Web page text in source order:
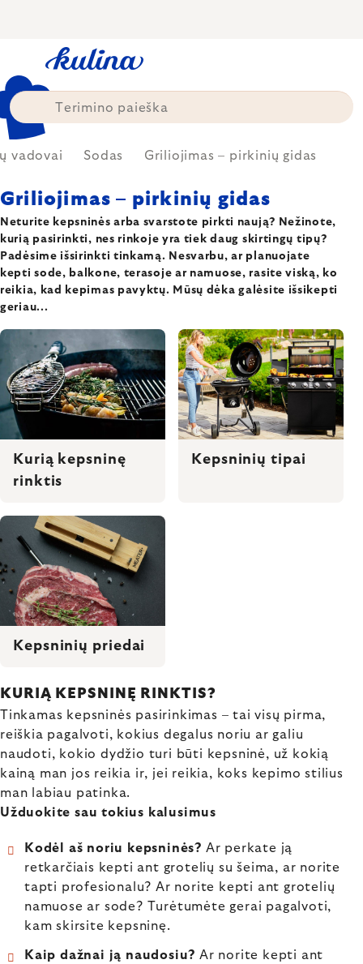
vadovai Sodas Griliojimas – pirkinių gidas
Griliojimas – pirkinių gidas
Neturite kepsninės arba svarstote pirkti naują? Nežinote,
kurią pasirinkti, nes rinkoje yra tiek daug skirtingų tipų?
Padėsime išsirinkti tinkamą. Nesvarbu, ar planuojate
kepti sode, balkone, terasoje ar namuose, rasite viską, ko
reikia, kad kepimas pavyktų. Mūsų dėka galėsite išsikepti
geriau...
Kurią kepsninę
rinktis
Kepsninių tipai
Kepsninių priedai
KURIĄ KEPSNINĘ RINKTIS?
Tinkamas kepsninės pasirinkimas – tai visų pirma,
reiškia pagalvoti, kokius degalus noriu ar galiu
naudoti, kokio dydžio turi būti kepsninė, už kokią
kainą man jos reikia ir, jei reikia, koks kepimo stilius
man labiau patinka.
Užduokite sau tokius kalusimus
Kodėl aš noriu kepsninės? Ar perkate ją
retkarčiais kepti ant grotelių su šeima, ar norite
tapti profesionalu? Ar norite kepti ant grotelių
namuose ar sode? Turėtumėte gerai pagalvoti,
kam skirsite kepsninę.
Kaip dažnai ją naudosiu? Ar norite kepti ant